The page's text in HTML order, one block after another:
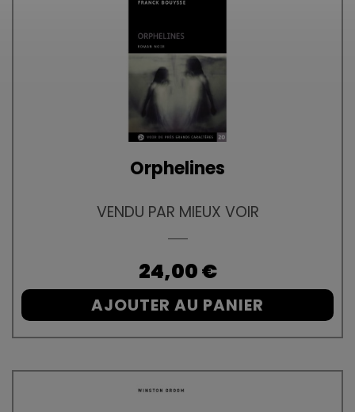
Orphelines
VENDU PAR MIEUX VOIR
Prix
24,00 €
AJOUTER AU PANIER